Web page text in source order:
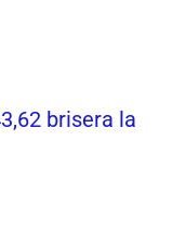
brisera la